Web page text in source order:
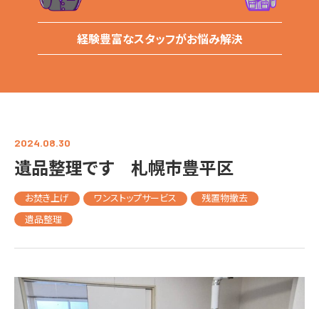
経験豊富なスタッフがお悩み解決
2024.08.30
遺品整理です 札幌市豊平区
お焚き上げ ワンストップサービス
残置物撤去
遺品整理